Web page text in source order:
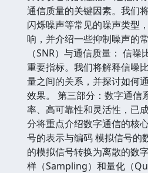
通信质量的关键因素。我们
闪烁噪声等常见的噪声类型
响，并介绍一些抑制噪声的
（SNR）与通信质量： 信
重要指标。我们将解释信噪
量之间的关系，并探讨如何
效果。 第三部分：数字通信
率、高可靠性和灵活性，已
分将重点介绍数字通信的核
号的表示与编码 模拟信号的
的模拟信号转换为离散的数
样（Sampling）和量化（